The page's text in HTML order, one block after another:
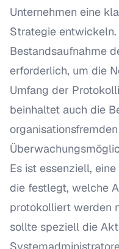
Unternehmen eine
Strategie
Bestandsaufnahme
erforderlich, um die
Umfang der
beinhaltet auch die
Es ist essenziell,
die festlegt, welche
protokolliert werden
sollte speziell die